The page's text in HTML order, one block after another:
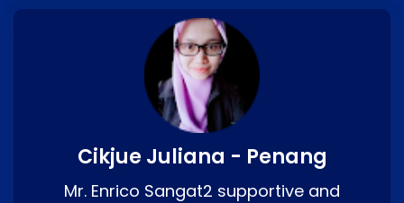
Cikjue Juliana - Penang
Mr. Enrico Sangat2 supportive and